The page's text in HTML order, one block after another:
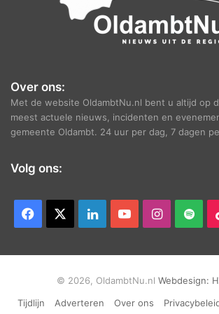
Over ons:
Met de website OldambtNu.nl bent u altijd op
meest actuele nieuws, incidenten en
gemeente Oldambt. 24 uur per dag, 7 dagen
Volg ons:
Facebook LinkedInYouTube
© 2026, OldambtNu.nl Webdesign:
Tijdlijn
Adverteren Over ons